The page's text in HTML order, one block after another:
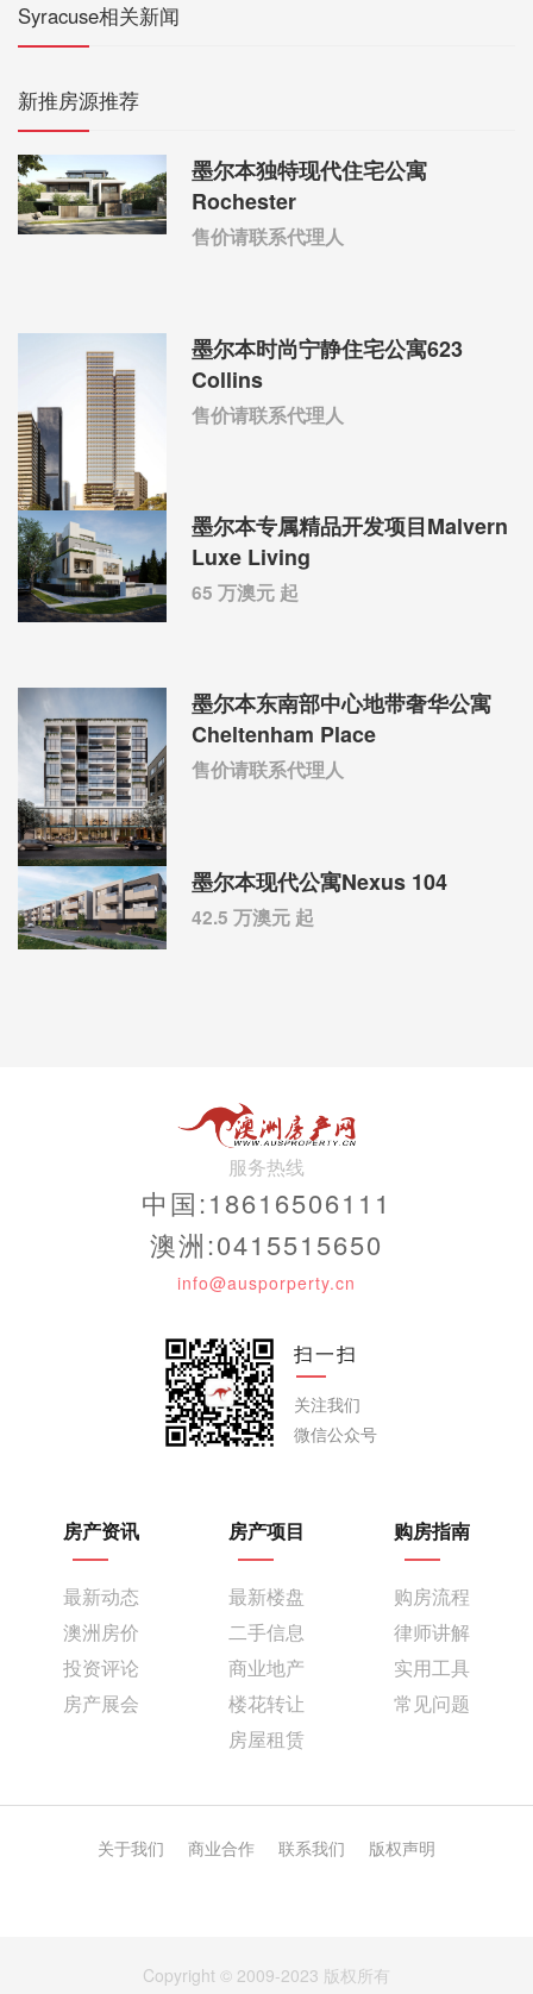
Syracuse相关新闻
新推房源推荐
墨尔本独特现代住宅公寓
Rochester
售价请联系代理人
墨尔本时尚宁静住宅公寓623
Collins
售价请联系代理人
墨尔本专属精品开发项目Malvern
Luxe Living
65 万澳元 起
墨尔本东南部中心地带奢华公寓
Cheltenham Place
售价请联系代理人
墨尔本现代公寓Nexus 104
42.5 万澳元 起
服务热线
中国:18616506111
澳洲:0415515650
info@ausporperty.cn
扫一扫
关注我们
微信公众号
房产资讯
最新动态
澳洲房价
投资评论
房产展会
房产项目
最新楼盘
二手信息
商业地产
楼花转让
房屋租赁
购房指南
购房流程
律师讲解
实用工具
常见问题
关于我们 商业合作 联系我们 版权声明
Copyright © 2009-2023 版权所有